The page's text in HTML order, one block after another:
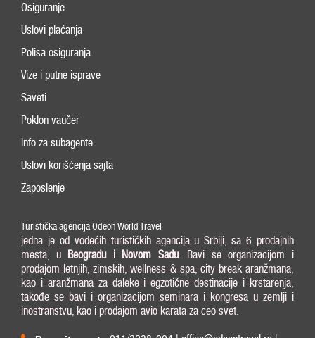
Osiguranje
Uslovi plaćanja
Polisa osiguranja
Vize i putne isprave
Saveti
Poklon vaučer
Info za subagente
Uslovi korišćenja sajta
Zaposlenje
Turistička agencija Odeon World Travel
jedna je od vodećih turističkih agencija u Srbiji, sa 6 prodajnih
mesta, u Beogradu i Novom Sadu. Bavi se organizacijom i
prodajom letnjih, zimskih, wellness & spa, city break aranžmana,
kao i aranžmana za daleke i egzotične destinacije i krstarenja,
takođe se bavi i organizacijom seminara i kongresa u zemlji i
inostranstvu, kao i prodajom avio karata za ceo svet.